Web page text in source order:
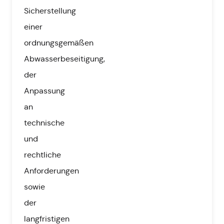
Sicherstellung
einer
ordnungsgemäßen
Abwasserbeseitigung,
der
Anpassung
an
technische
und
rechtliche
Anforderungen
sowie
der
langfristigen